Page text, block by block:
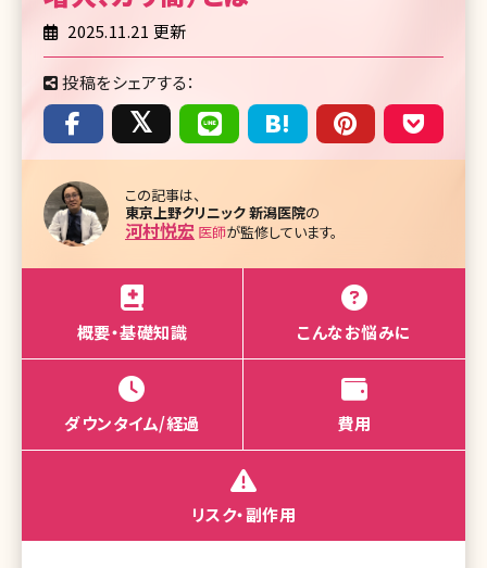
2025.11.21 更新
投稿をシェアする：
この記事は、
東京上野クリニック 新潟医院の
河村悦宏 医師が監修しています。
概要・基礎知識 こんなお悩みに
ダウンタイム/経過 費用
リスク・副作用